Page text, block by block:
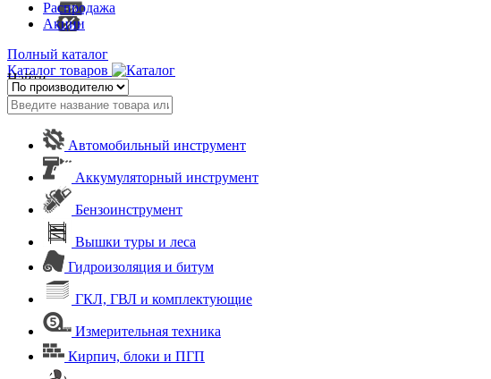
Распродажа
Акции
Полный каталог
Каталог товаров
Найти
Автомобильный инструмент
Аккумуляторный инструмент
Бензоинструмент
Вышки туры и леса
Гидроизоляция и битум
ГКЛ, ГВЛ и комплектующие
Измерительная техника
Кирпич, блоки и ПГП